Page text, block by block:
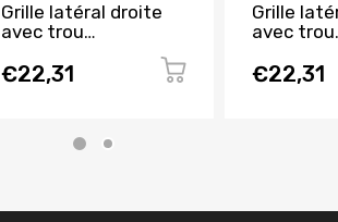
Grille latéral droite
avec trou
antibrouillard pare-
chocs avant pour
SEAT IBIZA de 2008
€22,31
Grille
avec trou
chocs
SEAT
€22,31